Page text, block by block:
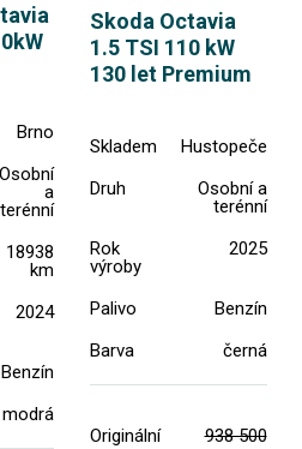
Brno
a
terénní
18938
km
2024
Benzín
modrá
Skoda Octavia
1.5 TSI 110 kW
130 let Premium
Skladem
Hustopeče
Druh
Osobní a
terénní
Rok
výroby
2025
Palivo
Benzín
Barva
černá
Originální
938 500